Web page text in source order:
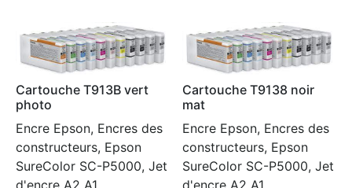
Cartouche T913B vert
photo
Encre Epson, Encres des
constructeurs, Epson
SureColor SC-P5000, Jet
d'encre A2 A1
Cartouche T9138 noir
mat
Encre Epson, Encres des
constructeurs, Epson
SureColor SC-P5000, Jet
d'encre A2 A1